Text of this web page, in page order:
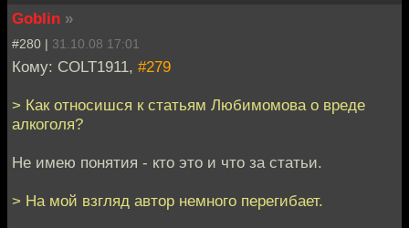
Goblin »
#280 | 31.10.08 17:01
Кому: COLT1911, #279
> Как относишся к статьям Любимомова о вреде
алкоголя?
Не имею понятия - кто это и что за статьи.
> На мой взгляд автор немного перегибает.